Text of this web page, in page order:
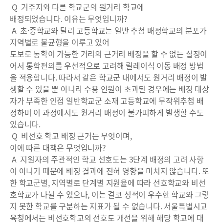
Q 거주지와 다른 학교군의 원거리 학교에
배정되었습니다. 이유는 무엇입니까?
A 초·중학교와 달리 고등학교는 일반 추첨 배정학교의 분포가
지역별로 불균형을 이루고 있어
도보로 통학이 가능한 거리의 근거리 배정을 할 수 없는 실정이
어서 통학편의를 우선적으로 고려해 릴레이식 이동 배정 방법
을 적용합니다. 따라서 같은 학교군 내에서도 원거리 배정이 발
생할 수 있을 뿐 아니라 수용 인원이 초과된 경우에는 배정 대상
자가 부족한 인접 일반학교군 소재 고등학교에 무작위추첨 배
정하며 이 과정에서도 원거리 배정이 불가피하게 발생할 수도
있습니다.
Q 비선호 학교 배정 근거는 무엇이며,
이에 따른 대책은 무엇입니까?
A 지원자의 주관적인 학교 선호도는 3단계 배정의 고려 사항
이 아니기 때문에 배정 결과에 전혀 영향을 미치지 않습니다. 또
한 학교군별, 지역별로 단계별 지원율에 따라 선호학교와 비선
호학교가 나뉠 수 있으나, 이는 결코 성적이 우수한 학교와 그렇
지 못한 학교를 구분하는 지표가 될 수 없습니다. 서울특별시교
육청에서는 비선호학교의 선호도 개선을 위해 해당 학교에 대